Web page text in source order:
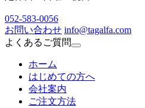
052-583-0056
お問い合わせ info@tagalfa.com
よくあるご質問
ホーム
はじめての方へ
会社案内
ご注文方法